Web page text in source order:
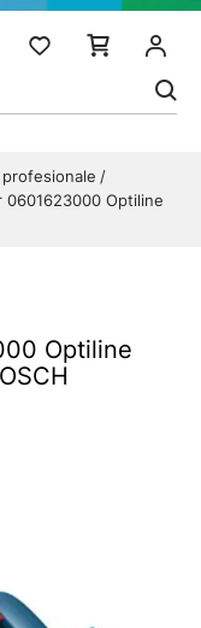
0601623000 Optiline
Optiline